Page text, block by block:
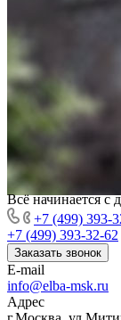
Всё начинается с
+7 (499) 393-
+7 (499) 393-32-62
Заказать звонок
E-mail
info@elba-msk.ru
Адрес